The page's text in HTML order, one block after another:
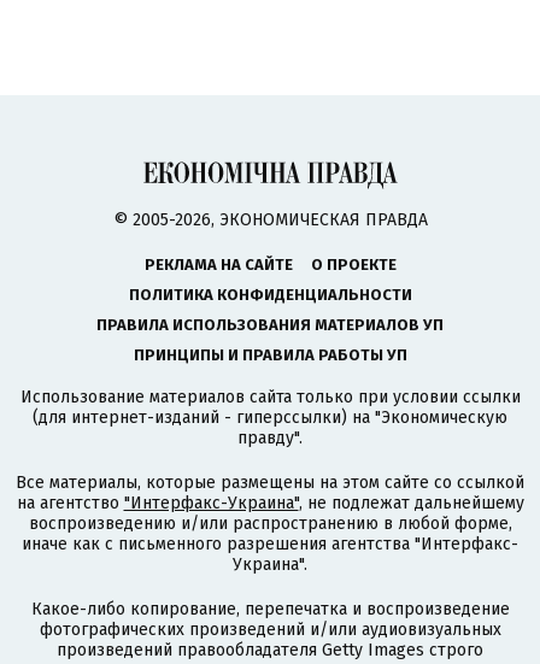
© 2005-2026, ЭКОНОМИЧЕСКАЯ ПРАВДА
РЕКЛАМА НА САЙТЕ
О ПРОЕКТЕ
ПОЛИТИКА КОНФИДЕНЦИАЛЬНОСТИ
ПРАВИЛА ИСПОЛЬЗОВАНИЯ МАТЕРИАЛОВ УП
ПРИНЦИПЫ И ПРАВИЛА РАБОТЫ УП
Использование материалов сайта только при условии ссылки
(для интернет-изданий - гиперссылки) на "Экономическую
правду".
Все материалы, которые размещены на этом сайте со ссылкой
на агентство "Интерфакс-Украина", не подлежат дальнейшему
воспроизведению и/или распространению в любой форме,
иначе как с письменного разрешения агентства "Интерфакс-
Украина".
Какое-либо копирование, перепечатка и воспроизведение
фотографических произведений и/или аудиовизуальных
произведений правообладателя Getty Images строго